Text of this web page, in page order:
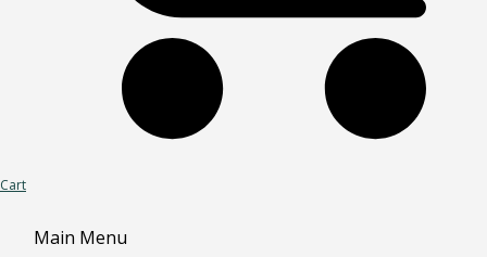
Cart
Main Menu